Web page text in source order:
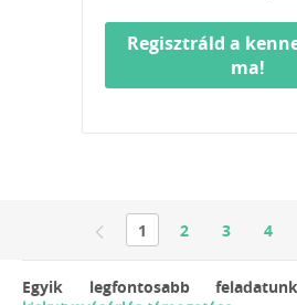
Regisztráld a
ma!
1 2 3 4
Egyik legfontosabb